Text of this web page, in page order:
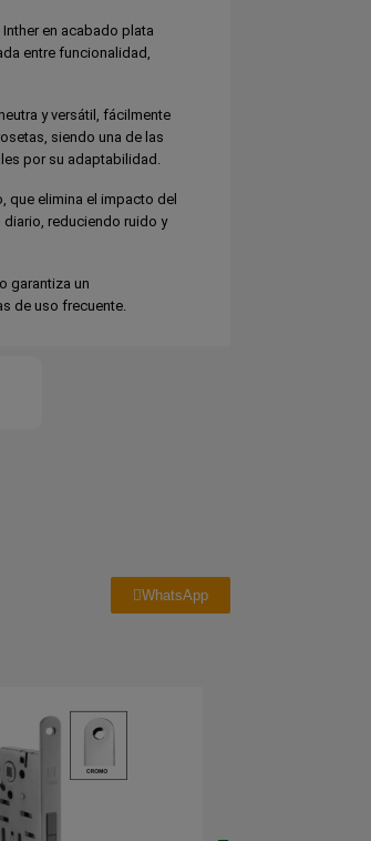
en acabado plata
entre funcionalidad,
y versátil, fácilmente
siendo una de las
por su adaptabilidad.
que elimina el impacto del
reduciendo ruido y
garantiza un
de uso frecuente.
WhatsApp